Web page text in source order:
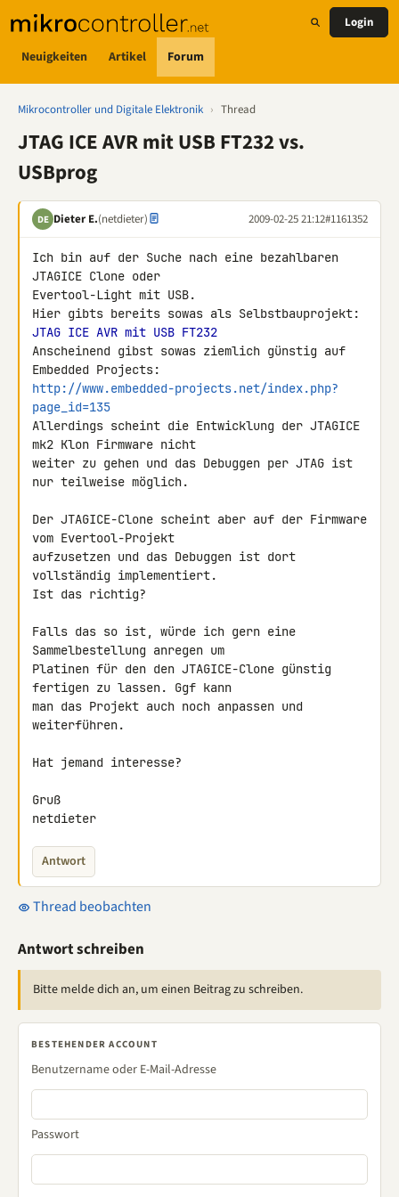
Neuigkeiten Artikel Forum
Login
Mikrocontroller und Digitale Elektronik › Thread
JTAG ICE AVR mit USB FT232 vs.
USBprog
DE Dieter E.(netdieter) 2009-02-25 21:12#1161352
Ich bin auf der Suche nach eine bezahlbaren
JTAGICE Clone oder
Evertool-Light mit USB.
JTAG ICE AVR mit USB FT232
Anscheinend gibst sowas ziemlich günstig auf
http://www.embedded-projects.net/index.php?
page_id=135
Allerdings scheint die Entwicklung der JTAGICE
mk2 Klon Firmware nicht
weiter zu gehen und das Debuggen per JTAG ist
nur teilweise möglich.
Der JTAGICE-Clone scheint aber auf der Firmware
vom Evertool-Projekt
aufzusetzen und das Debuggen ist dort
vollständig implementiert.
Ist das richtig?
Falls das so ist, würde ich gern eine
Sammelbestellung anregen um
Platinen für den den JTAGICE-Clone günstig
fertigen zu lassen. Ggf kann
man das Projekt auch noch anpassen und
weiterführen.
Hat jemand interesse?
Gruß
netdieter
Antwort
Thread beobachten
Antwort schreiben
Bitte melde dich an, um einen Beitrag zu schreiben.
BESTEHENDER ACCOUNT
Benutzername oder E-Mail-Adresse
Passwort